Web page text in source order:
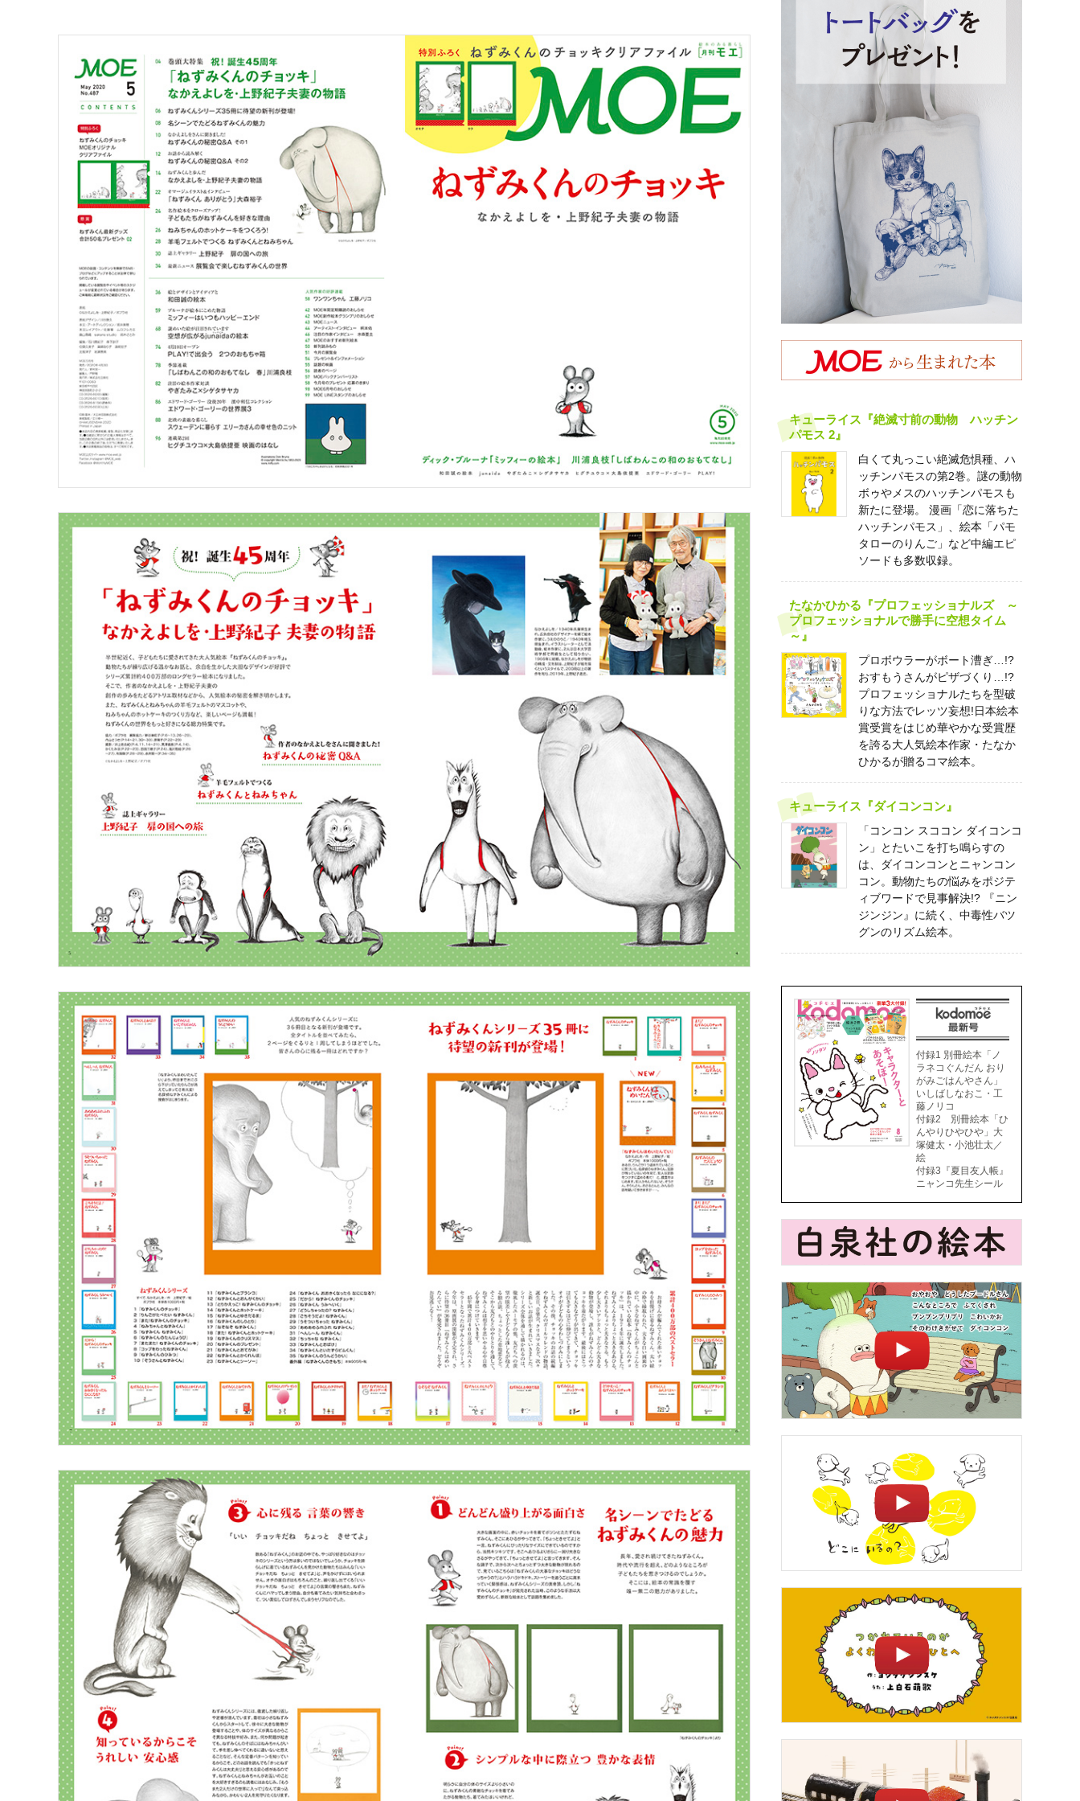
キューライス『絶滅寸前の動物 ハッチン
パモス 2』
白くて丸っこい絶滅危惧種、ハ
ッチンパモスの第2巻。謎の動物
ボゥやメスのハッチンパモスも
新たに登場。 漫画「恋に落ちた
ハッチンパモス」、絵本「パモ
タローのりんご」など中編エピ
ソードも多数収録。
たなかひかる『プロフェッショナルズ ～
プロフェッショナルで勝手に空想タイム
～』
プロボウラーがボート漕ぎ…!?
おすもうさんがピザづくり…!?
プロフェッショナルたちを型破
りな方法でレッツ妄想!日本絵本
賞受賞をはじめ華やかな受賞歴
を誇る大人気絵本作家・たなか
ひかるが贈るコマ絵本。
キューライス『ダイコンコン』
「コンコン スココン ダイコンコ
ン」とたいこを打ち鳴らすの
は、ダイコンコンとニャンコン
コン。動物たちの悩みをポジテ
ィブワードで見事解決!? 『ニン
ジンジン』に続く、中毒性バツ
グンのリズム絵本。
付録1 別冊絵本「ノ
ラネコぐんだん おり
がみごはんやさん」
いしばしなおこ・工
藤ノリコ
付録2 別冊絵本「ひ
んやりひやひや」大
塚健太・小池壮太／
絵
付録3『夏目友人帳』
ニャンコ先生シール